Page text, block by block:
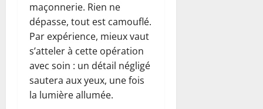
maçonnerie. Rien ne
dépasse, tout est camouflé.
Par expérience, mieux vaut
s’atteler à cette opération
avec soin : un détail négligé
sautera aux yeux, une fois
la lumière allumée.